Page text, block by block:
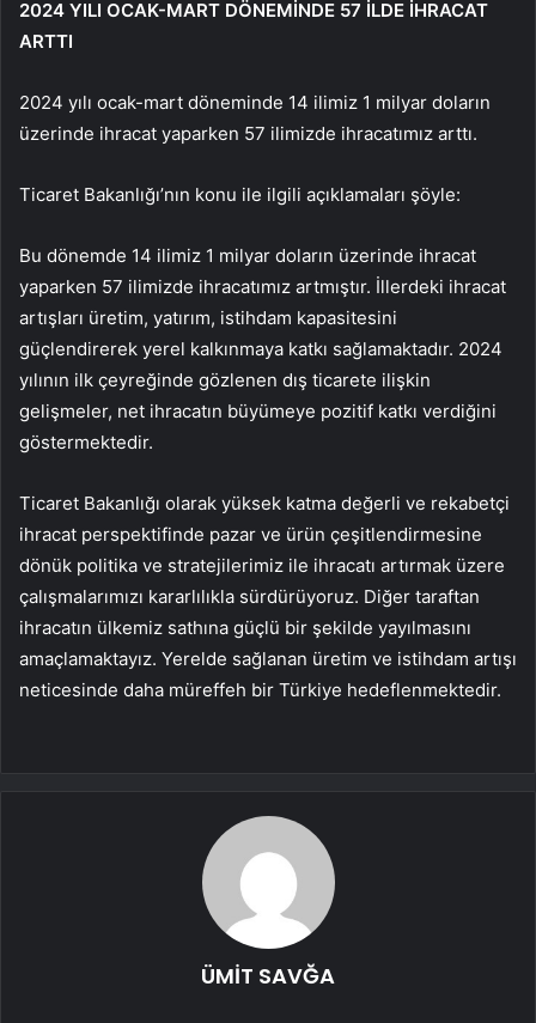
2024 YILI OCAK-MART DÖNEMİNDE 57 İLDE İHRACAT
ARTTI
2024 yılı ocak-mart döneminde 14 ilimiz 1 milyar doların
üzerinde ihracat yaparken 57 ilimizde ihracatımız arttı.
Ticaret Bakanlığı’nın konu ile ilgili açıklamaları şöyle:
Bu dönemde 14 ilimiz 1 milyar doların üzerinde ihracat
yaparken 57 ilimizde ihracatımız artmıştır. İllerdeki ihracat
artışları üretim, yatırım, istihdam kapasitesini
güçlendirerek yerel kalkınmaya katkı sağlamaktadır. 2024
yılının ilk çeyreğinde gözlenen dış ticarete ilişkin
gelişmeler, net ihracatın büyümeye pozitif katkı verdiğini
göstermektedir.
Ticaret Bakanlığı olarak yüksek katma değerli ve rekabetçi
ihracat perspektifinde pazar ve ürün çeşitlendirmesine
dönük politika ve stratejilerimiz ile ihracatı artırmak üzere
çalışmalarımızı kararlılıkla sürdürüyoruz. Diğer taraftan
ihracatın ülkemiz sathına güçlü bir şekilde yayılmasını
amaçlamaktayız. Yerelde sağlanan üretim ve istihdam artışı
neticesinde daha müreffeh bir Türkiye hedeflenmektedir.
ÜMİT SAVĞA